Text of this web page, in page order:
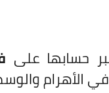
حسابها على
في الأهرام